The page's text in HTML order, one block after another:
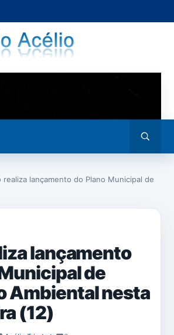
busca
realiza lançamento do Plano Municipal de
lançamento
de
Ambiental nesta
(12)